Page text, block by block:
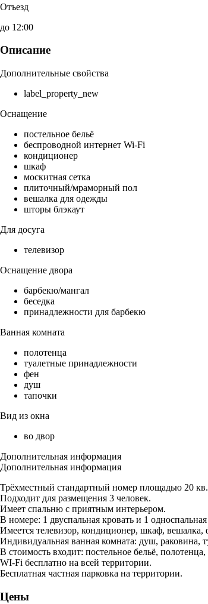
Отъезд
до 12:00
Описание
Дополнительные свойства
label_property_new
Оснащение
постельное бельё
беспроводной интернет Wi-Fi
кондиционер
шкаф
москитная сетка
плиточный/мраморный пол
вешалка для одежды
шторы блэкаут
Для досуга
телевизор
Оснащение двора
барбекю/мангал
беседка
принадлежности для барбекю
Ванная комната
полотенца
туалетные принадлежности
фен
душ
тапочки
Вид из окна
во двор
Дополнительная информация
Дополнительная информация
Трёхместный стандартный номер площадью 20
Подходит для размещения 3 человек.
Имеет спальню с приятным интерьером.
В номере: 1 двуспальная кровать и 1 односпальная
Имеется телевизор, кондиционер, шкаф, вешалка,
Индивидуальная ванная комната: душ, раковина,
В стоимость входит: постельное бельё,
WI-Fi бесплатно на всей территории.
Бесплатная частная парковка на территории.
Цены